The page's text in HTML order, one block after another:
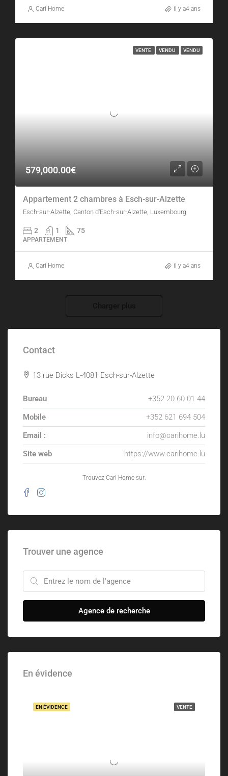
Cari Home il y a4 ans
VENTE VENDU VENDU
579,000.00€
Appartement 2 chambres à Esch-sur-Alzette
Esch-sur-Alzette, Canton d'Esch-sur-Alzette, Luxembourg
2 1 75
APPARTEMENT
Cari Home il y a4 ans
Contact
13 rue Dicks L-4081 Esch-sur-Alzette
Bureau
+352 20 60 01 44
Mobile
+352 621 694 504
Email :
info@carihome.lu
Site web
https://www.carihome.lu
Trouvez Cari Home sur:
Trouver une agence
Agence de recherche
En évidence
VENTE
EN ÉVIDENCE